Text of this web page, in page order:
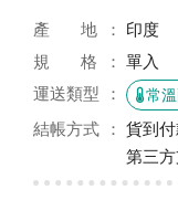
產 地
印度
規 格
單入
運送類型
常
結帳方式
貨到
第三